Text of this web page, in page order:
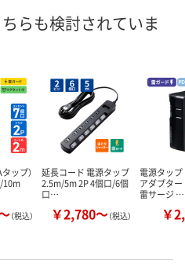
8月11日（火）
カゴへ カ
らも検討されていま
ップ）
10m
（税込）
延長コード 電源タップ
2.5m/5m 2P 4個口/6個
口…
￥2,780～（税込）
電源タップ
アダプター
雷サージ …
￥